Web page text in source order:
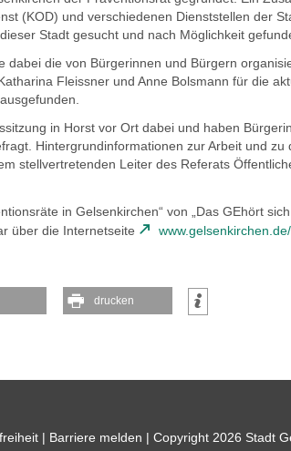
(KOD) und verschiedenen Dienststellen der
Stadt gesucht und nach Möglichkeit
die von Bürgerinnen und Bürgern
Fleissner und Anne Bolsmann für die
in Horst vor Ort dabei und haben
Hintergrundinformationen zur Arbeit und zu
stellvertretenden Leiter des Referats
in Gelsenkirchen“ von „Das GEhört
über die Internetseite
drucken
| Barriere melden | Copyright 2026 Stadt